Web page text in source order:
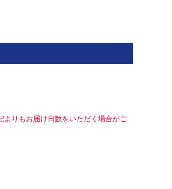
りもお届け日数をいただく場合がご